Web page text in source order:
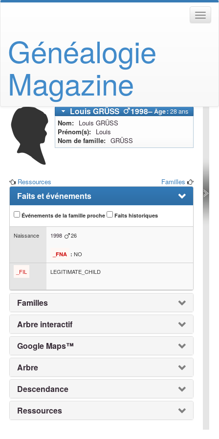
Généalogie
Magazine
LouisGRÜSS 1998–Âge : 28 ans
Nom LouisGRÜSS
Prénom(s)
Louis
Nom de famille
GRÜSS
Ressources Familles
Faits et événements
Événements de la famille proche Faits historiques
Naissance 1998 26
_FNA : NO
_FIL LEGITIMATE_CHILD
Familles
Arbre interactif
Google Maps™
Arbre
Descendance
Ressources